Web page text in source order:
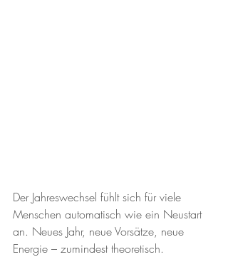
Der Jahreswechsel fühlt sich für viele
Menschen automatisch wie ein Neustart
an. Neues Jahr, neue Vorsätze, neue
Energie – zumindest theoretisch.